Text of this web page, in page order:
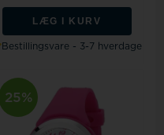
LÆG I KURV
Bestillingsvare - 3-7 hverdage
25%